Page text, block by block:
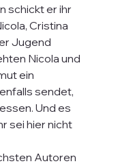
schickt er ihr
Cristina
Jugend
Nicola und
ein
sendet,
Und es
sei hier nicht
Autoren